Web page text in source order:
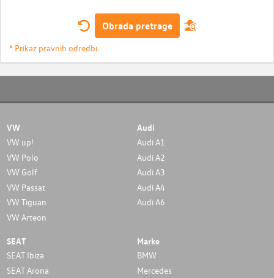
Obrada pretrage
* Prikaz pravnih odredbi
VW
VW up!
VW Polo
VW Golf
VW Passat
VW Tiguan
VW Arteon
Audi
Audi A1
Audi A2
Audi A3
Audi A4
Audi A6
SEAT
SEAT Ibiza
SEAT Arona
Marke
BMW
Mercedes